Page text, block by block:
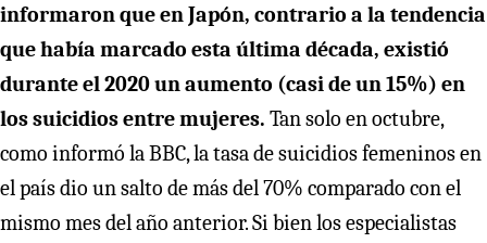
informaron que en Japón, contrario a la tendencia
que había marcado esta última década, existió
durante el 2020 un aumento (casi de un 15%) en
los suicidios entre mujeres. Tan solo en octubre,
como informó la BBC, la tasa de suicidios femeninos en
el país dio un salto de más del 70% comparado con el
mismo mes del año anterior. Si bien los especialistas